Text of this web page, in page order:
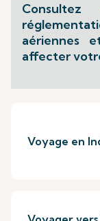
aériennes
affecter
Voyage en